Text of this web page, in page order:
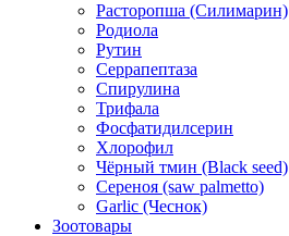
Расторопша (Силимарин)
Родиола
Рутин
Серрапептаза
Спирулина
Трифала
Фосфатидилсерин
Хлорофил
Чёрный тмин (Black seed)
Сереноя (saw palmetto)
Garlic (Чеснок)
Зоотовары